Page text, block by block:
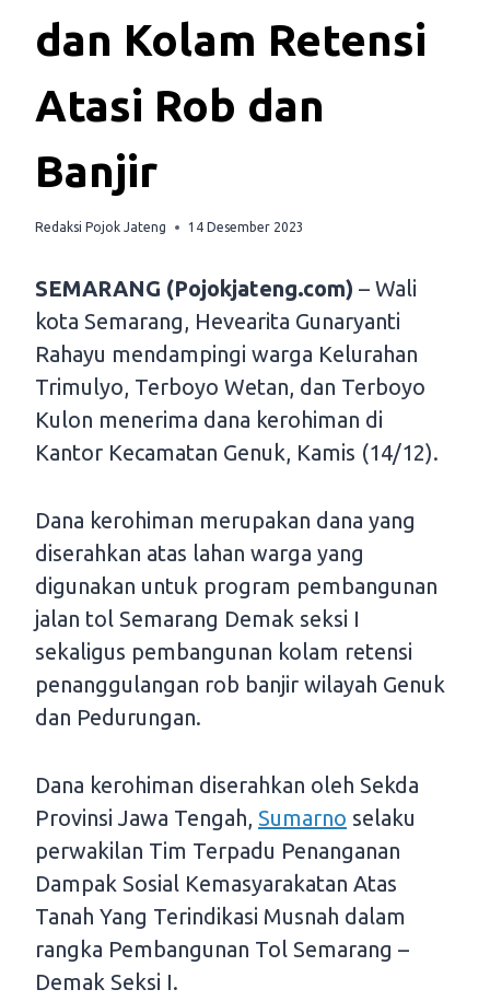
dan Kolam Retensi
Atasi Rob dan
Banjir
Redaksi Pojok Jateng 14 Desember 2023
SEMARANG (Pojokjateng.com) – Wali
kota Semarang, Hevearita Gunaryanti
Rahayu mendampingi warga Kelurahan
Trimulyo, Terboyo Wetan, dan Terboyo
Kulon menerima dana kerohiman di
Kantor Kecamatan Genuk, Kamis (14/12).
Dana kerohiman merupakan dana yang
diserahkan atas lahan warga yang
digunakan untuk program pembangunan
jalan tol Semarang Demak seksi I
sekaligus pembangunan kolam retensi
penanggulangan rob banjir wilayah Genuk
dan Pedurungan.
Dana kerohiman diserahkan oleh Sekda
Provinsi Jawa Tengah, Sumarno selaku
perwakilan Tim Terpadu Penanganan
Dampak Sosial Kemasyarakatan Atas
Tanah Yang Terindikasi Musnah dalam
rangka Pembangunan Tol Semarang –
Demak Seksi I.